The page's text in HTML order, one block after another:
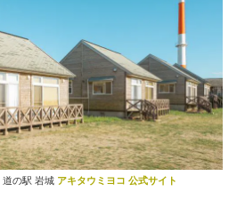
の駅 岩城 アキタウミヨコ 公式サイト